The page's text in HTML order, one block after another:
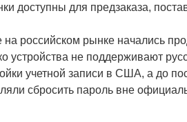
доступны для предзаказа,
на российском рынке начались
устройства не поддерживают
учетной записи в США, а до
сбросить пароль вне